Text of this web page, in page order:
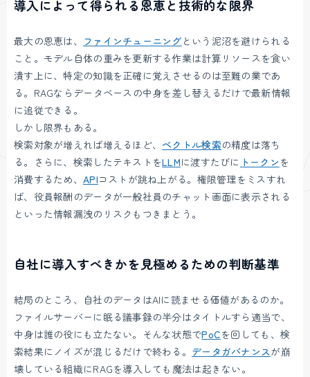
導入によって得られる恩恵と技術的な限界
最大の恩恵は、 ファインチューニング という泥沼を避けられる
こと。モデル自体の重みを更新する作業は計算リソースを食い
潰す上に、特定の知識を正確に覚えさせるのは至難の業であ
る。RAGならデータベースの中身を差し替えるだけで最新情報
に追従できる。
しかし限界もある。
検索対象が増えれば増えるほど、 ベクトル検索の精度は落ち
る。さらに、検索したテキストをLLMに渡すたびに トークン を
消費するため、 APIコストが跳ね上がる。権限管理をミスすれ
ば、役員報酬のデータが一般社員のチャット画面に表示される
といった情報漏洩のリスクもつきまとう。
自社に導入すべきかを見極めるための判断基準
結局のところ、自社のデータはAIに読ませる価値があるのか。
ファイルサーバーに眠る議事録の半分はタイトルすら適当で、
中身は誰の役にも立たない。そんな状態でPoCを回しても、検
索結果にノイズが混じるだけで終わる。 データガバナンスが崩
壊している組織にRAGを導入しても魔法は起きない。